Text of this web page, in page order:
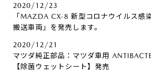
2020/12/23
「MAZDA CX-8 新型コロナウイルス感
搬送車両」を発売します。
2020/12/21
マツダ純正部品：マツダ車用
【除菌ウェットシート】発売